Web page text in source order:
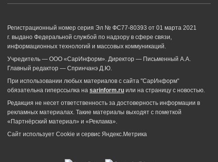
Регистрационный номер серия Эл № ФС77-80393 от 01 марта 2021
г. выдано Федеральной службой по надзору в сфере связи,
информационных технологий и массовых коммуникаций.
Учредитель — ООО «СарИнформ». Директор — Письменный А.А.
Главный редактор — Спринчанэ Д.Ю.
При использовании любых материалов с сайта "СарИнформ"
обязательна гиперссылка на sarinform.ru или на страницу с новостью.
Редакция не несет ответственность за достоверность информации в
рекламных материалах. Такие материалы выходят с пометкой
«Партнёрский материал» и «Реклама».
Сайт использует Cookie и сервиc Яндекс.Метрика